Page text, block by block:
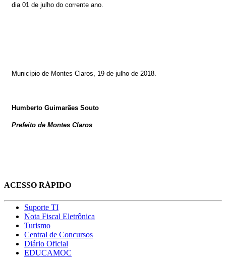
dia 01 de julho do corrente ano.
Município de Montes Claros, 19 de julho de 2018
Humberto Guimarães Souto
Prefeito de Montes Claros
ACESSO RÁPIDO
Suporte TI
Nota Fiscal Eletrônica
Turismo
Central de Concursos
Diário Oficial
EDUCAMOC